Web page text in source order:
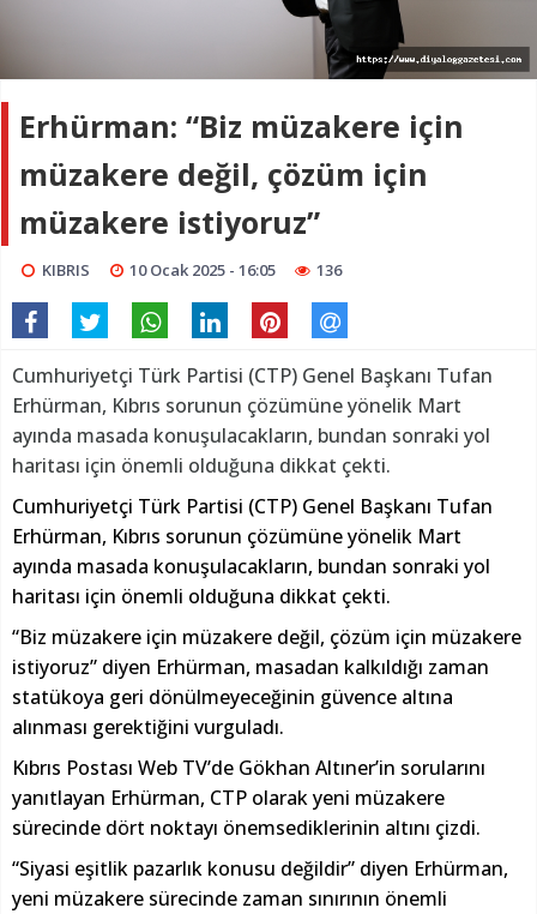
Erhürman: “Biz müzakere için
müzakere değil, çözüm için
müzakere istiyoruz”
KIBRIS 10 Ocak 2025 - 16:05 136
Cumhuriyetçi Türk Partisi (CTP) Genel Başkanı Tufan
Erhürman, Kıbrıs sorunun çözümüne yönelik Mart
ayında masada konuşulacakların, bundan sonraki yol
haritası için önemli olduğuna dikkat çekti.
Cumhuriyetçi Türk Partisi (CTP) Genel Başkanı Tufan
Erhürman, Kıbrıs sorunun çözümüne yönelik Mart
ayında masada konuşulacakların, bundan sonraki yol
haritası için önemli olduğuna dikkat çekti.
“Biz müzakere için müzakere değil, çözüm için müzakere
istiyoruz” diyen Erhürman, masadan kalkıldığı zaman
statükoya geri dönülmeyeceğinin güvence altına
alınması gerektiğini vurguladı.
Kıbrıs Postası Web TV’de Gökhan Altıner’in sorularını
yanıtlayan Erhürman, CTP olarak yeni müzakere
sürecinde dört noktayı önemsediklerinin altını çizdi.
“Siyasi eşitlik pazarlık konusu değildir” diyen Erhürman,
yeni müzakere sürecinde zaman sınırının önemli